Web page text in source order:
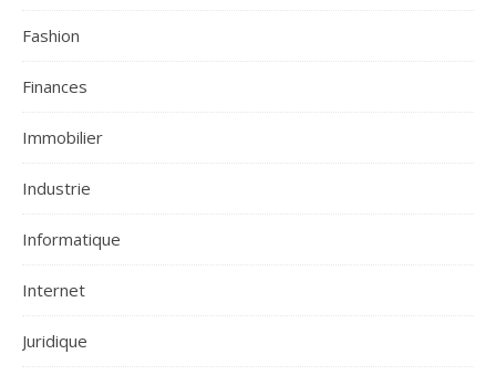
Fashion
Finances
Immobilier
Industrie
Informatique
Internet
Juridique